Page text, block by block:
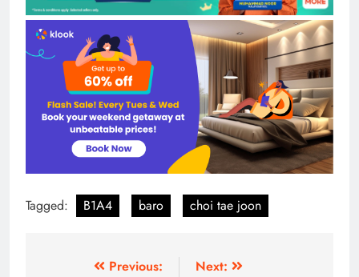
Tagged: B1A4 baro choi tae joon
Previous: Next: